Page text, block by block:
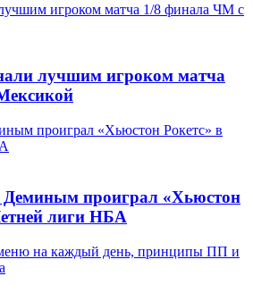
игроком матча 1/8 финала ЧМ с
лучшим игроком матча
проиграл «Хьюстон Рокетс» в
Деминым проиграл «Хьюстон
лиги НБА
на каждый день, принципы ПП и